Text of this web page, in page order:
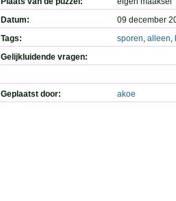
Datum:
09 december
Tags:
sporen, alleen,
Gelijkluidende vragen:
Geplaatst door: akoe